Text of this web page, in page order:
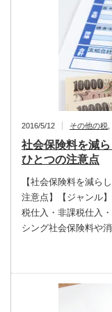
2016/5/12 その他の税
社会保険料を減
ひとつの注意点
【社会保険料を減ら
注意点】【ジャンル
税仕入・非課税仕入
シング社会保険料や